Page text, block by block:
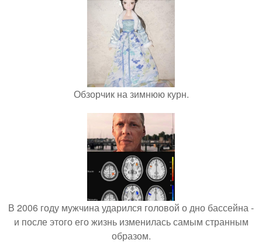
Обзорчик на зимнюю курн.
В 2006 году мужчина ударился головой о дно бассейна -
и после этого его жизнь изменилась самым странным
образом.